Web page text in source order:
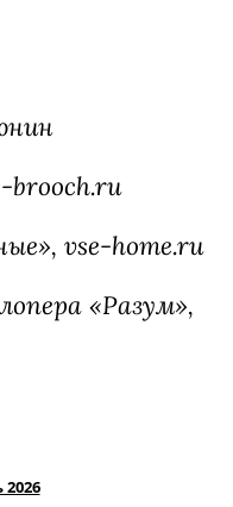
brooch.ru
vse-home.ru
«Разум»,